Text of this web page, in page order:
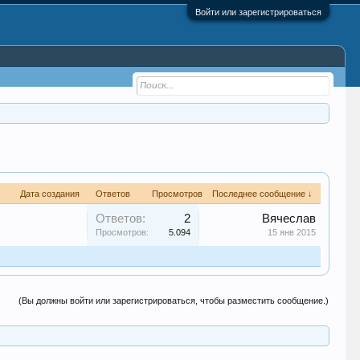
Войти или зарегистрироваться
Дата создания Ответов Просмотров Последнее сообщение ↓
Ответов: 2
Просмотров: 5.094
Вячеслав
15 янв 2015
(Вы должны войти или зарегистрироваться, чтобы разместить сообщение.)